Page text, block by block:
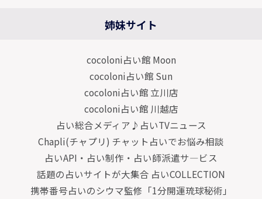
姉妹サイト
cocoloni占い館 Moon
cocoloni占い館 Sun
cocoloni占い館 立川店
cocoloni占い館 川越店
占い総合メディア♪占いTVニュース
Chapli(チャプリ) チャット占いでお悩み相談
占いAPI・占い制作・占い師派遣サ―ビス
話題の占いサイトが大集合 占いCOLLECTION
携帯番号占いのシウマ監修「1分開運琉球秘術」